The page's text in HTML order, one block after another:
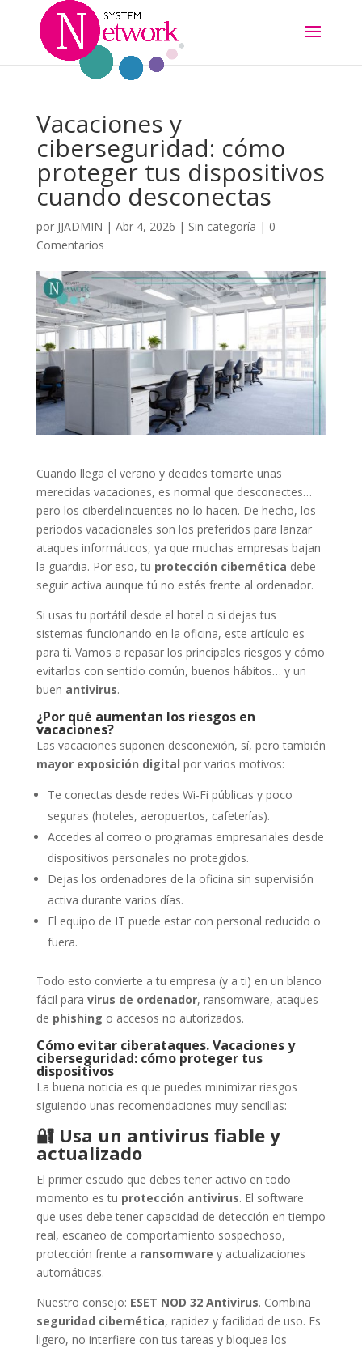
Vacaciones y
ciberseguridad: cómo
proteger tus dispositivos
cuando desconectas
por JJADMIN | Abr 4, 2026 | Sin categoría | 0
Comentarios
Cuando llega el verano y decides tomarte unas
merecidas vacaciones, es normal que desconectes…
pero los ciberdelincuentes no lo hacen. De hecho, los
periodos vacacionales son los preferidos para lanzar
ataques informáticos, ya que muchas empresas bajan
la guardia. Por eso, tu protección cibernética debe
seguir activa aunque tú no estés frente al ordenador.
Si usas tu portátil desde el hotel o si dejas tus
sistemas funcionando en la oficina, este artículo es
para ti. Vamos a repasar los principales riesgos y cómo
evitarlos con sentido común, buenos hábitos… y un
buen antivirus.
¿Por qué aumentan los riesgos en
vacaciones?
Las vacaciones suponen desconexión, sí, pero también
mayor exposición digital por varios motivos:
Te conectas desde redes Wi-Fi públicas y poco
seguras (hoteles, aeropuertos, cafeterías).
Accedes al correo o programas empresariales desde
dispositivos personales no protegidos.
Dejas los ordenadores de la oficina sin supervisión
activa durante varios días.
El equipo de IT puede estar con personal reducido o
fuera.
Todo esto convierte a tu empresa (y a ti) en un blanco
fácil para virus de ordenador, ransomware, ataques
de phishing o accesos no autorizados.
Cómo evitar ciberataques. Vacaciones y
ciberseguridad: cómo proteger tus
dispositivos
La buena noticia es que puedes minimizar riesgos
siguiendo unas recomendaciones muy sencillas:
🔐Usa un antivirus fiable y
actualizado
El primer escudo que debes tener activo en todo
momento es tu protección antivirus. El software
que uses debe tener capacidad de detección en tiempo
real, escaneo de comportamiento sospechoso,
protección frente a ransomware y actualizaciones
automáticas.
Nuestro consejo: ESET NOD 32 Antivirus. Combina
seguridad cibernética, rapidez y facilidad de uso. Es
ligero, no interfiere con tus tareas y bloquea los